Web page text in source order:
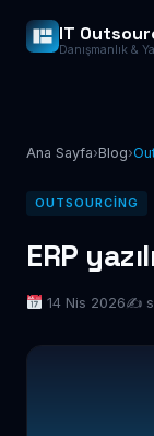
IT
Danışmanlık &
Ana Sayfa›Blog›
OUTSOURCING
ERP
14 Nis 2026✍️